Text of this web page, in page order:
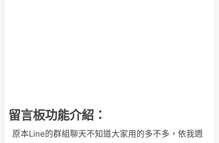
留言板功能介紹：
原本Line的群組聊天不知道大家用的多不多，依我週